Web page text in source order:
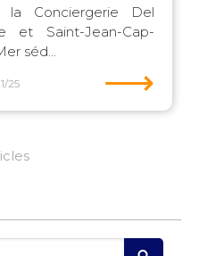
Conciergerie Del
et Saint-Jean-Cap-
séd...
25 ⟶